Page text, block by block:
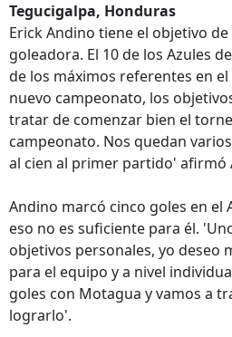
Tegucigalpa, Honduras
Erick Andino tiene el objetivo
goleadora. El 10 de los Azules
de los máximos referentes en
nuevo campeonato, los
tratar de comenzar bien el
campeonato. Nos quedan
al cien al primer partido' afirmó
Andino marcó cinco goles en el
eso no es suficiente para él.
objetivos personales, yo deseo
para el equipo y a nivel
goles con Motagua y vamos a
lograrlo'.